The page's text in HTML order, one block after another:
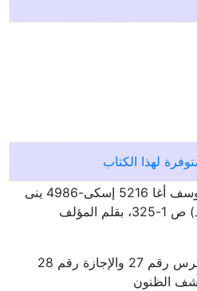
لهذا الكتاب
-مخطوطات: يوسف أغا 5216 إسكى-4986 ينى
المؤلف
-مذكور فى الفهرس رقم 27 والإجازة رقم 28